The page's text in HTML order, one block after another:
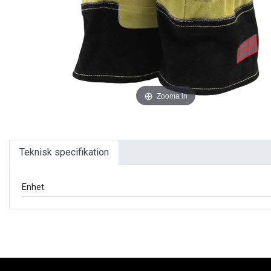
Zooma in
Teknisk specifikation
Enhet